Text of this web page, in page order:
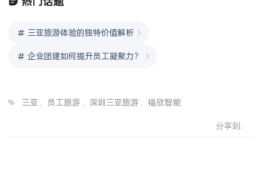
三亚旅游体验的独特价值解析
企业团建如何提升员工凝聚力？
三亚, 员工旅游, 深圳三亚旅游, 福欣智能
分享到：